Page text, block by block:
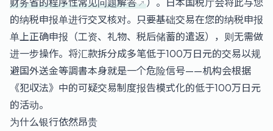
的纳税申报单进行交叉核对。只要基础交易在您的纳税申报
单上正确申报（工资、礼物、税后储蓄的遣返），则无需做
进一步操作。将汇款拆分成多笔低于100万日元的交易以规
避国外送金等調書本身就是一个危险信号——机构会根据
《犯収法》中的可疑交易制度报告模式化的低于100万日元
的活动。
为什么银行依然昂贵